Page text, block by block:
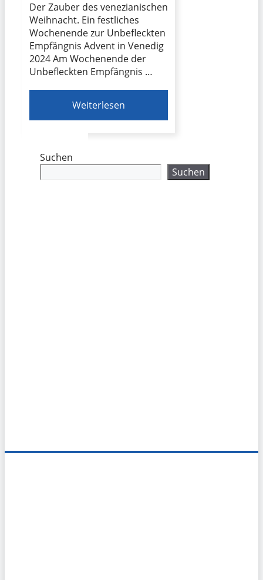
Der Zauber des venezianischen
Weihnacht. Ein festliches
Wochenende zur Unbefleckten
Empfängnis Advent in Venedig
2024 Am Wochenende der
Unbefleckten Empfängnis …
Weiterlesen
Suchen
Suchen